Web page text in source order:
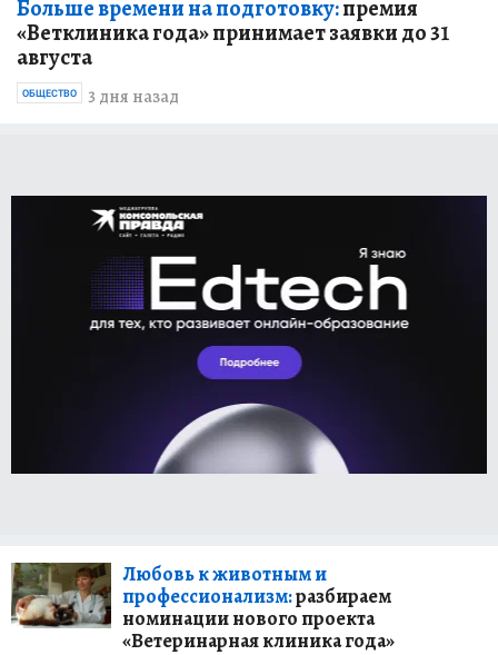
Больше времени на подготовку:премия
«Ветклиника года» принимает заявки до 31
августа
3 дня назад
ОБЩЕСТВО
Любовь к животным и
профессионализм:разбираем
номинации нового проекта
«Ветеринарная клиника года»